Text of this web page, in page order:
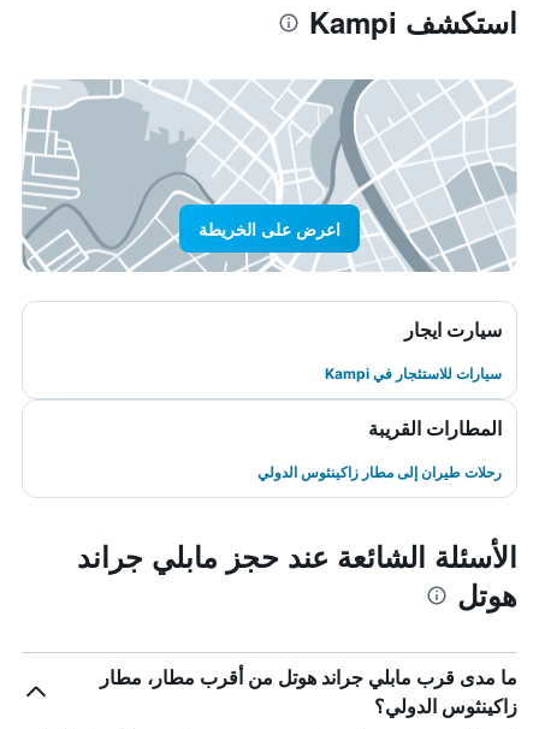
استكشف Kampi
اعرض على الخريطة
سيارت ايجار
سيارات للاستئجار في Kampi
المطارات القريبة
رحلات طيران إلى مطار زاكينثوس الدولي
الأسئلة الشائعة عند حجز مابلي جراند
هوتل
ما مدى قرب مابلي جراند هوتل من أقرب مطار، مطار
زاكينثوس الدولي؟